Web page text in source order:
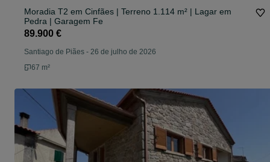
Moradia T2 em Cinfães | Terreno 1.114 m² | Lagar em
Pedra | Garagem Fe
89.900 €
Santiago de Piães - 26 de julho de 2026
67 m²